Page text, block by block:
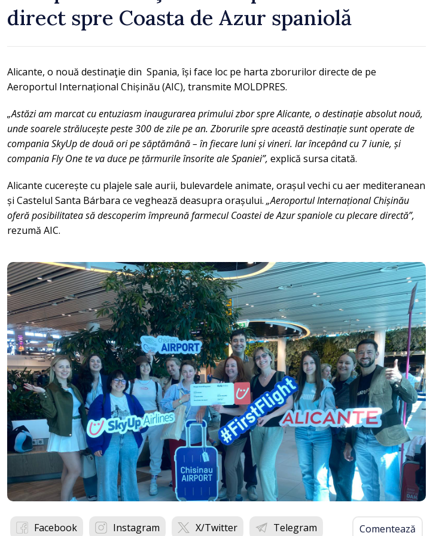
direct spre Coasta de Azur spaniolă
Alicante, o nouă destinaţie din Spania, își face loc pe harta zborurilor directe de pe
Aeroportul Internațional Chișinău (AIC), transmite MOLDPRES.
„Astăzi am marcat cu entuziasm inaugurarea primului zbor spre Alicante, o destinație absolut nouă,
unde soarele strălucește peste 300 de zile pe an. Zborurile spre această destinație sunt operate de
compania SkyUp de două ori pe săptămână – în fiecare luni și vineri. Iar începând cu 7 iunie, și
compania Fly One te va duce pe țărmurile însorite ale Spaniei”, explică sursa citată.
Alicante cucerește cu plajele sale aurii, bulevardele animate, orașul vechi cu aer mediteranean
și Castelul Santa Bárbara ce veghează deasupra orașului. „Aeroportul Internațional Chișinău
oferă posibilitatea să descoperim împreună farmecul Coastei de Azur spaniole cu plecare directă”,
rezumă AIC.
Facebook Instagram X/Twitter Telegram Comentează